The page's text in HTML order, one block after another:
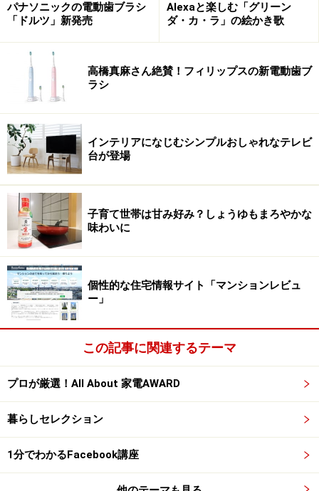
参考： メーカーHP
その他の部門賞
【省エネ賞】 アイリスオーヤマ 「ECOHiLUX」CL12DL-
PHSL
【明るいで賞】日立アプライアンス LEC-AHS1810BC
【デザイン賞】パナソニック 「EVERLEDS」 HH-LC712
※記事内容は執筆時点のものです。最新の内容をご確認くださ
い。
パナソニックの電動歯ブラシ
「ドルツ」新発売
Alexaと楽しむ「グリーン
ダ・カ・ラ」の絵かき歌
高橋真麻さん絶賛！フィリップスの新電動歯ブ
ラシ
インテリアになじむシンプルおしゃれなテレビ
台が登場
子育て世帯は甘み好み？しょうゆもまろやかな
味わいに
個性的な住宅情報サイト「マンションレビュ
ー」
この記事に関連するテーマ
プロが厳選！All About 家電AWARD
暮らしセレクション
1分でわかるFacebook講座